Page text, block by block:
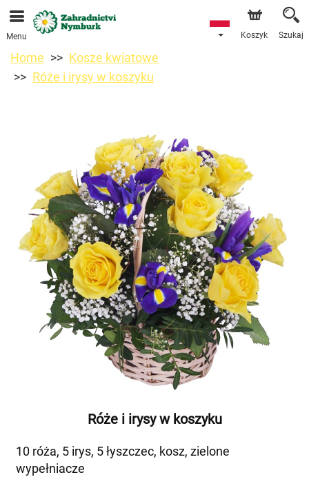
Przyjmujemy zamówienia za pośrednictwem naszego
sklepu internetowego. Najbliższy możliwy termin dostawy
to 11.08.2026 z powodu urlopu.
Menu Koszyk Szukaj
Home
Kosze kwiatowe
Róże i irysy w koszyku
Róże i irysy w koszyku
10 róża, 5 irys, 5 łyszczec, kosz, zielone
wypełniacze